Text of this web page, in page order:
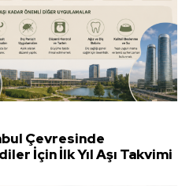
Çevresinde
İçin İlk Yıl Aşı Takvimi